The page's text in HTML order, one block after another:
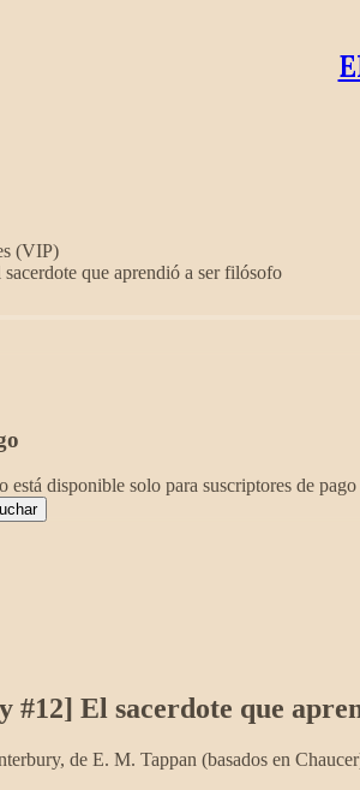
(VIP)
que aprendió a ser filósofo
total: -15:37
está disponible solo para suscriptores de
#12] El sacerdote que
de E. M. Tappan (basados en